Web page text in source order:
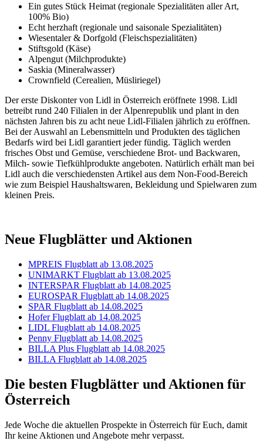
Ein gutes Stück Heimat (regionale Spezialitäten aller Art,
100% Bio)
Echt herzhaft (regionale und saisonale Spezialitäten)
Wiesentaler & Dorfgold (Fleischspezialitäten)
Stiftsgold (Käse)
Alpengut (Milchprodukte)
Saskia (Mineralwasser)
Crownfield (Cerealien, Müsliriegel)
Der erste Diskonter von Lidl in Österreich eröffnete 1998. Lidl
betreibt rund 240 Filialen in der Alpenrepublik und plant in den
nächsten Jahren bis zu acht neue Lidl-Filialen jährlich zu eröffnen.
Bei der Auswahl an Lebensmitteln und Produkten des täglichen
Bedarfs wird bei Lidl garantiert jeder fündig. Täglich werden
frisches Obst und Gemüse, verschiedene Brot- und Backwaren,
Milch- sowie Tiefkühlprodukte angeboten. Natürlich erhält man bei
Lidl auch die verschiedensten Artikel aus dem Non-Food-Bereich
wie zum Beispiel Haushaltswaren, Bekleidung und Spielwaren zum
kleinen Preis.
Neue Flugblätter und Aktionen
MPREIS Flugblatt ab 13.08.2025
UNIMARKT Flugblatt ab 13.08.2025
INTERSPAR Flugblatt ab 14.08.2025
EUROSPAR Flugblatt ab 14.08.2025
SPAR Flugblatt ab 14.08.2025
Hofer Flugblatt ab 14.08.2025
LIDL Flugblatt ab 14.08.2025
Penny Flugblatt ab 14.08.2025
BILLA Plus Flugblatt ab 14.08.2025
BILLA Flugblatt ab 14.08.2025
Die besten Flugblätter und Aktionen für
Österreich
Jede Woche die aktuellen Prospekte in Österreich für Euch, damit
Ihr keine Aktionen und Angebote mehr verpasst.